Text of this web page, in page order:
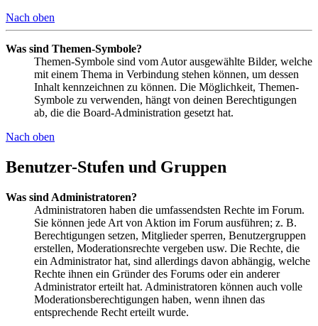
Nach oben
Was sind Themen-Symbole?
Themen-Symbole sind vom Autor ausgewählte Bilder, welche
mit einem Thema in Verbindung stehen können, um dessen
Inhalt kennzeichnen zu können. Die Möglichkeit, Themen-
Symbole zu verwenden, hängt von deinen Berechtigungen
ab, die die Board-Administration gesetzt hat.
Nach oben
Benutzer-Stufen und Gruppen
Was sind Administratoren?
Administratoren haben die umfassendsten Rechte im Forum.
Sie können jede Art von Aktion im Forum ausführen; z. B.
Berechtigungen setzen, Mitglieder sperren, Benutzergruppen
erstellen, Moderationsrechte vergeben usw. Die Rechte, die
ein Administrator hat, sind allerdings davon abhängig, welche
Rechte ihnen ein Gründer des Forums oder ein anderer
Administrator erteilt hat. Administratoren können auch volle
Moderationsberechtigungen haben, wenn ihnen das
entsprechende Recht erteilt wurde.